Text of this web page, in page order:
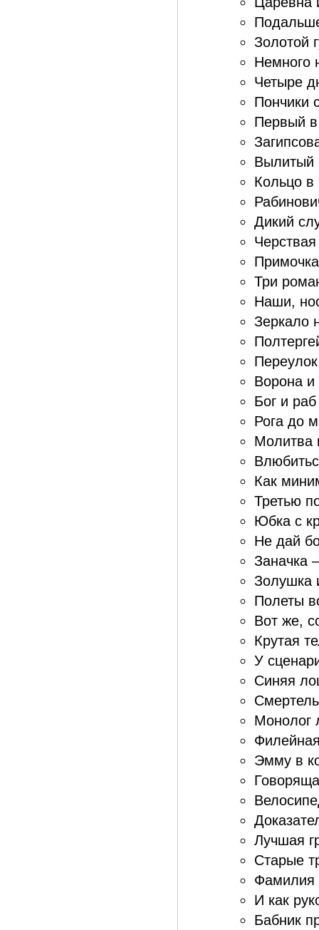
Золотой
Немного
Четыре
Пончики
Первый в
Вылитый
Кольцо в
Дикий
Три
Наши,
Зеркало
Ворона и
Бог и
Рога до
Молитва
Как
Третью
Юбка с
Не дай
Заначка
Золушка
Полеты
Вот же,
Крутая
У
Синяя
Монолог
Эмму в
Лучшая
Старые
Фамилия
И как
Бабник